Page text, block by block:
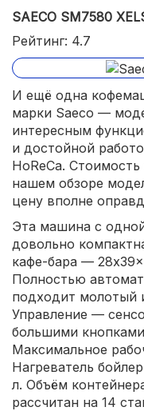
поддержка
SAECO SM7580
Рейтинг: 4.7
И ещё одна
марки Saeco —
интересным
и достойной
HoReCa.
нашем обзоре
цену вполне
Эта машина с
довольно
кафе-бара —
Полностью
подходит молотый
Управление —
большими
Максимальное
Нагреватель
л. Объём
рассчитан на 14